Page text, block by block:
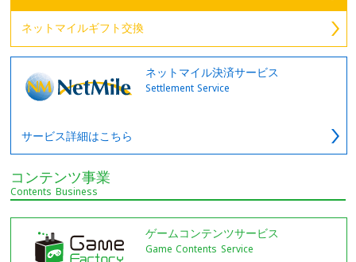
ネットマイルギフト交換
ネットマイル決済サービス
Settlement Service
サービス詳細はこちら
コンテンツ事業
Contents Business
ゲームコンテンツサービス
Game Contents Service